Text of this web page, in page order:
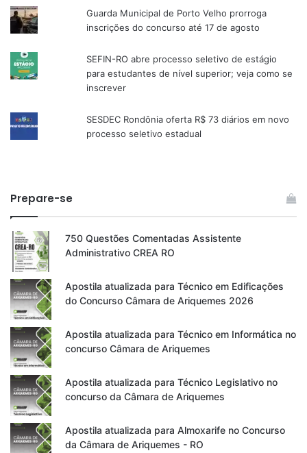
Guarda Municipal de Porto Velho prorroga
inscrições do concurso até 17 de agosto
SEFIN-RO abre processo seletivo de estágio
para estudantes de nível superior; veja como se
inscrever
SESDEC Rondônia oferta R$ 73 diários em novo
processo seletivo estadual
Prepare-se
750 Questões Comentadas Assistente
Administrativo CREA RO
Apostila atualizada para Técnico em Edificações
do Concurso Câmara de Ariquemes 2026
Apostila atualizada para Técnico em Informática no
concurso Câmara de Ariquemes
Apostila atualizada para Técnico Legislativo no
concurso da Câmara de Ariquemes
Apostila atualizada para Almoxarife no Concurso
da Câmara de Ariquemes - RO